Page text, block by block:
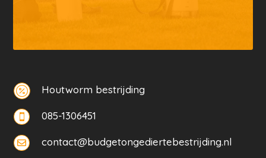
 Houtworm bestrijding
 085-1306451
 contact@budgetongediertebestrijding.nl